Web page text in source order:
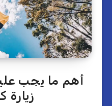
أهم ما يجب
زيارة